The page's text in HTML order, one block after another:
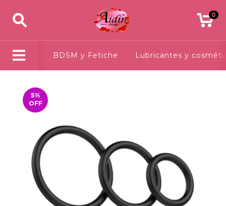
0
BDSM y Fetiche Lubricantes y
5%
OFF